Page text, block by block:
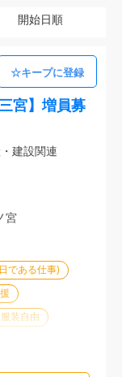
057-727
978-186
開始日順
宮】増員募
である仕事)
服装自由
建設関連
宮